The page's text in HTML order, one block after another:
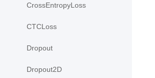
CrossEntropyLoss
CTCLoss
Dropout
Dropout2D